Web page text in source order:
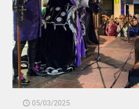
05/03/2025